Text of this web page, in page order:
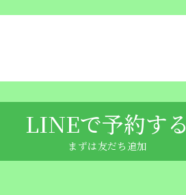
LINEで予約する
まずは友だち追加